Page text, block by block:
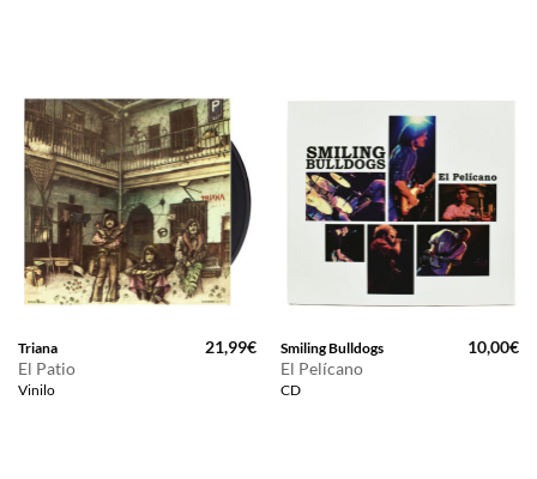
Triana
El Patio
Vinilo
21,99€ Smiling Bulldogs
El Pelícano
CD
10,00€